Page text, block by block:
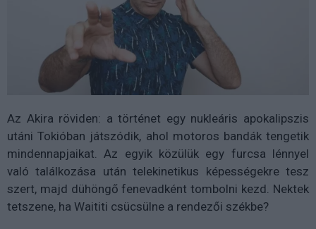
Az Akira röviden: a történet egy nukleáris apokalipszis
utáni Tokióban játszódik, ahol motoros bandák tengetik
mindennapjaikat. Az egyik közülük egy furcsa lénnyel
való találkozása után telekinetikus képességekre tesz
szert, majd dühöngő fenevadként tombolni kezd. Nektek
tetszene, ha Waititi csücsülne a rendezői székbe?